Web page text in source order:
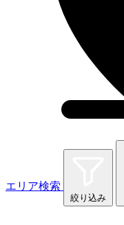
エリア検索
絞り込み